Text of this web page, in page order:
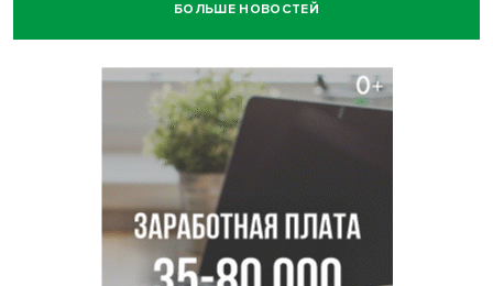
В Новосибирске минздрав объявил бесплатную
В Новосибирске врачи прооперировали 25 тысяч
пациентов с катарактой
Знаменитый орангутан Бату отметил юбилей в
новосибирском зоопарке
БОЛЬШЕ НОВОСТЕЙ